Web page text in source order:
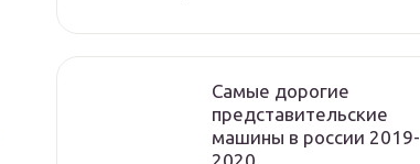
Cамые дорогие
представительские
машины в россии 2019-